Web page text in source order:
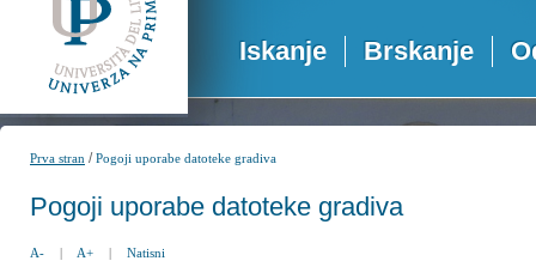
Iskanje Brskanje
Prva stran /Pogoji uporabe datoteke gradiva
Pogoji uporabe datoteke gradiva
A- | A+ | Natisni